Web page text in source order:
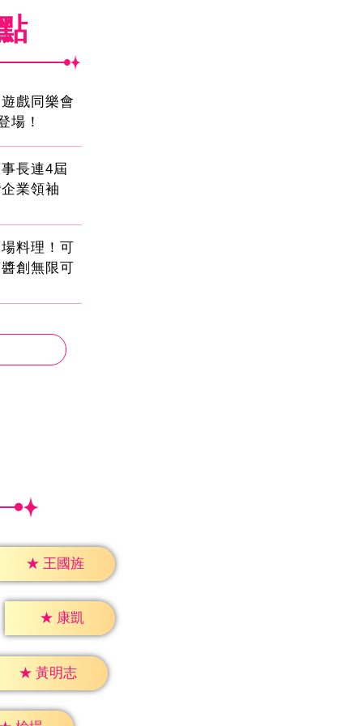
戲同樂會
場！
長連4屆
業領袖
料理！可
創無限可
★ 王國旌
★ 康凱
★ 黃明志